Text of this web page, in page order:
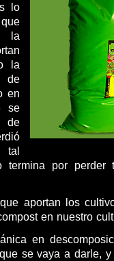
lo
la
la
de
en
se
de
tal
por perder
aportan los
en nuestro
en
se vaya a darle,